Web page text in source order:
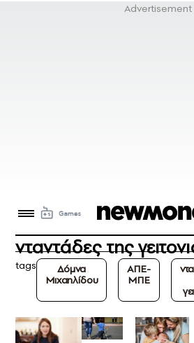
νταντάδες της
tags
Δόμνα
Μιχαηλίδου
ΑΠΕ-
ΜΠΕ